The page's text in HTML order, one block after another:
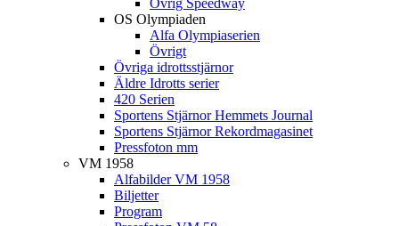
OS Olympiaden
Alfa Olympiaserien
Övrigt
Övriga idrottsstjärnor
Äldre Idrotts serier
420 Serien
Sportens Stjärnor Hemmets Journal
Sportens Stjärnor Rekordmagasinet
Pressfoton mm
VM 1958
Alfabilder VM 1958
Biljetter
Program